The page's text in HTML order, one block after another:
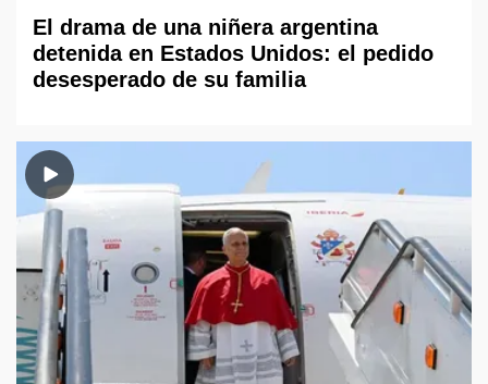
El drama de una niñera argentina
detenida en Estados Unidos: el pedido
desesperado de su familia